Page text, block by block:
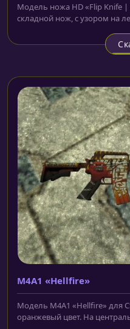
Модель ножа HD «Flip Knife |
складной нож, с узором на
M4A1 «Hellfire»
Модель M4A1 «Hellfire» для
оранжевый цвет. На